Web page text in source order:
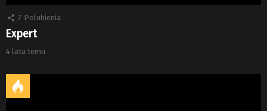
7 Polubienia
Expert
4 lata temu